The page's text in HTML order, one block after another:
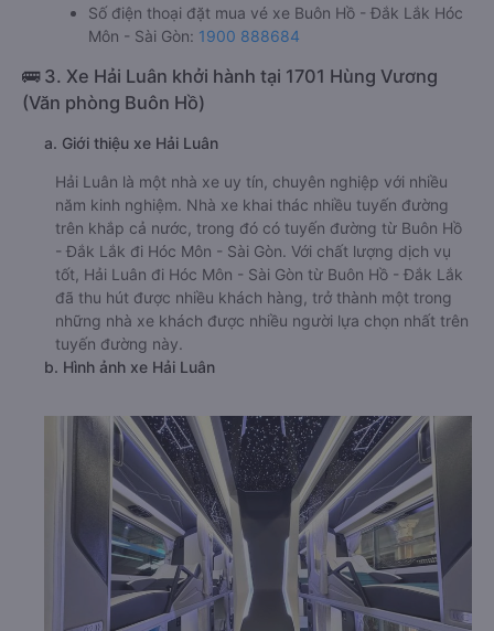
Số điện thoại đặt mua vé xe Buôn Hồ - Đắk Lắk Hóc
Môn - Sài Gòn: 1900 888684
🚌 3. Xe Hải Luân khởi hành tại 1701 Hùng Vương
(Văn phòng Buôn Hồ)
a. Giới thiệu xe Hải Luân
Hải Luân là một nhà xe uy tín, chuyên nghiệp với nhiều
năm kinh nghiệm. Nhà xe khai thác nhiều tuyến đường
trên khắp cả nước, trong đó có tuyến đường từ Buôn Hồ
- Đắk Lắk đi Hóc Môn - Sài Gòn. Với chất lượng dịch vụ
tốt, Hải Luân đi Hóc Môn - Sài Gòn từ Buôn Hồ - Đắk Lắk
đã thu hút được nhiều khách hàng, trở thành một trong
những nhà xe khách được nhiều người lựa chọn nhất trên
tuyến đường này.
b. Hình ảnh xe Hải Luân